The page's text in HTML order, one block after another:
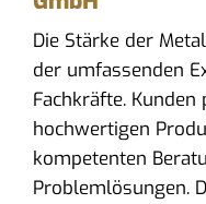
Die Stärke der
der umfassenden
Fachkräfte.
hochwertigen
kompetenten
Problemlösungen.